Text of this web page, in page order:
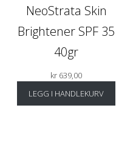
NeoStrata Skin
Brightener SPF 35
40gr
kr 639,00
LEGG I HANDLEKURV